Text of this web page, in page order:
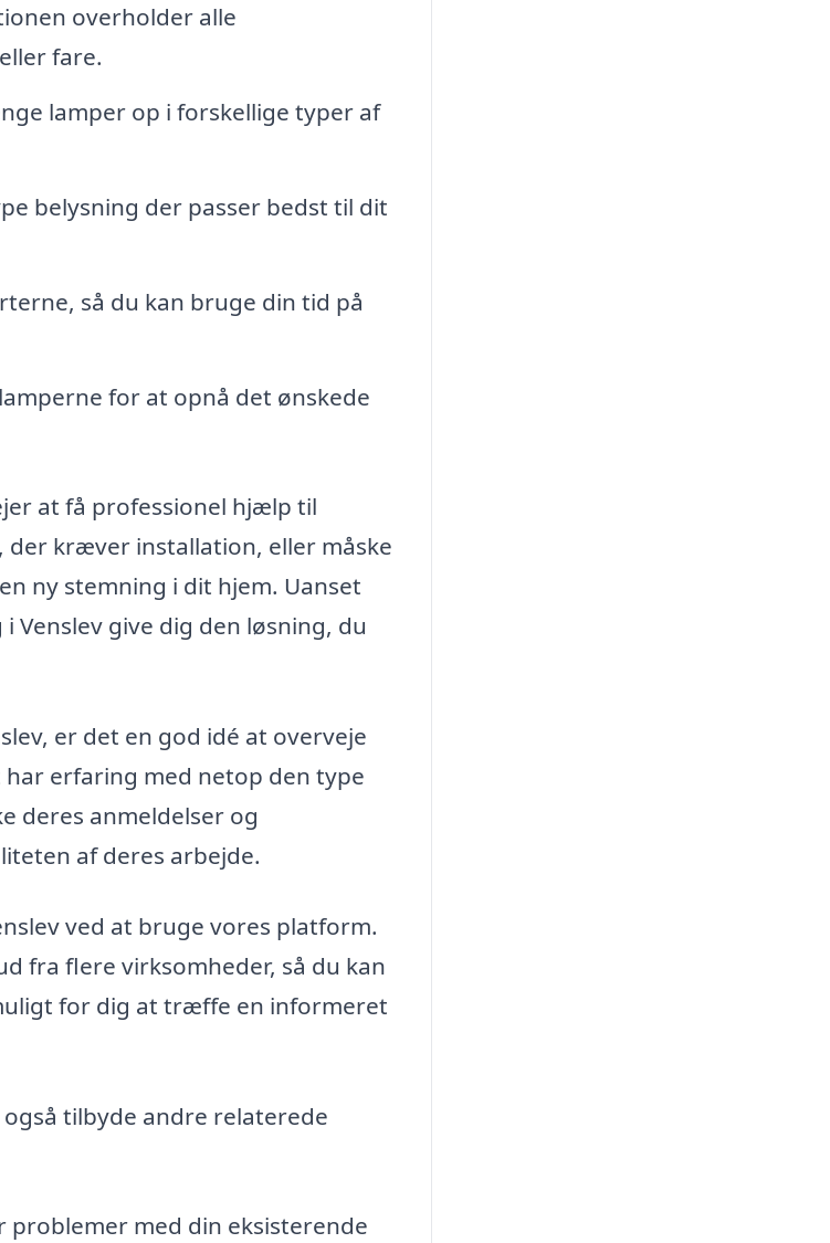
overholder alle
fare.
lamper op i forskellige typer af
belysning der passer bedst til dit
så du kan bruge din tid på
for at opnå det ønskede
at få professionel hjælp til
kræver installation, eller måske
ny stemning i dit hjem. Uanset
Venslev give dig den løsning, du
er det en god idé at overveje
erfaring med netop den type
deres anmeldelser og
af deres arbejde.
ved at bruge vores platform.
fra flere virksomheder, så du kan
for dig at træffe en informeret
tilbyde andre relaterede
problemer med din eksisterende